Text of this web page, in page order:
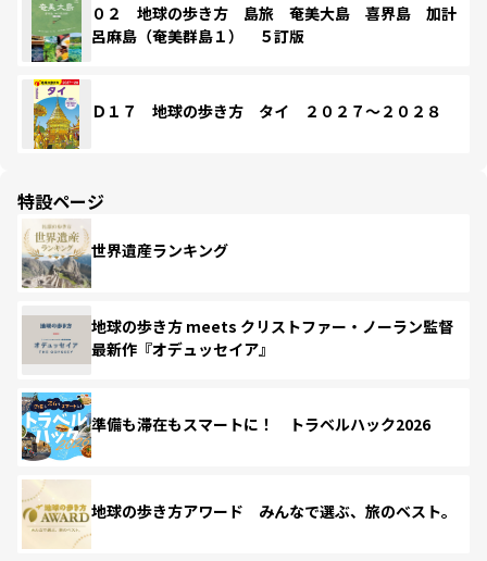
０２ 地球の歩き方 島旅 奄美大島 喜界島 加計
呂麻島（奄美群島１） ５訂版
Ｄ１７ 地球の歩き方 タイ ２０２７～２０２８
特設ページ
世界遺産ランキング
地球の歩き方 meets クリストファー・ノーラン監督
最新作『オデュッセイア』
準備も滞在もスマートに！ トラベルハック2026
地球の歩き方アワード みんなで選ぶ、旅のベスト。